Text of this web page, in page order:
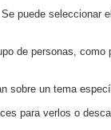
puede seleccionar
de personas, como
sobre un tema
para verlos o